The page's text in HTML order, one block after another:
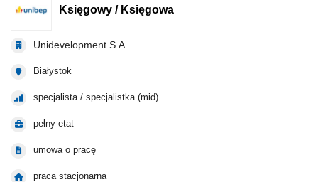
Księgowy / Księgowa
Unidevelopment S.A.
Białystok
specjalista / specjalistka (mid)
pełny etat
umowa o pracę
praca stacjonarna